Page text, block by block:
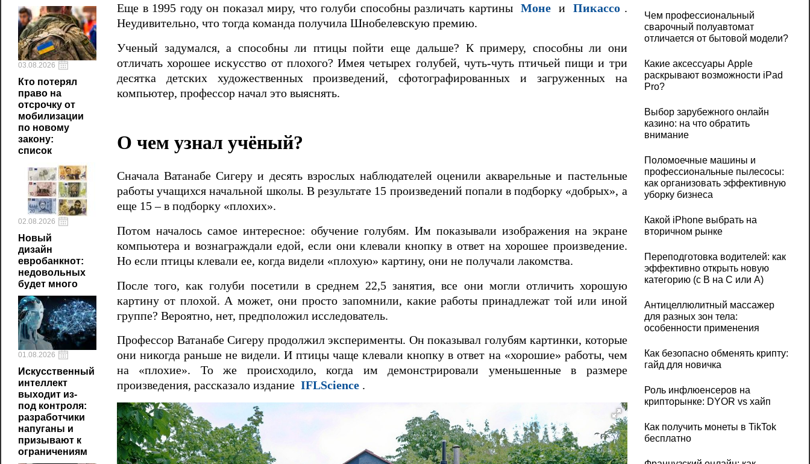
03.08.2026
Кто потерял
право на
отсрочку от
мобилизации
по новому
закону:
список
02.08.2026
Новый
дизайн
евробанкнот:
недовольных
будет много
01.08.2026
Искусственный
интеллект
выходит из-
под контроля:
разработчики
напуганы и
призывают к
ограничениям
Еще в 1995 году он показал миру, что голуби способны различать картины МонеиПикассо .
Неудивительно, что тогда команда получила Шнобелевскую премию.
Ученый задумался, а способны ли птицы пойти еще дальше? К примеру, способны ли они
отличать хорошее искусство от плохого? Имея четырех голубей, чуть-чуть птичьей пищи и три
десятка детских художественных произведений, сфотографированных и загруженных на
компьютер, профессор начал это выяснять.
О чем узнал учёный?
Сначала Ватанабе Сигеру и десять взрослых наблюдателей оценили акварельные и пастельные
работы учащихся начальной школы. В результате 15 произведений попали в подборку «добрых», а
еще 15 – в подборку «плохих».
Потом началось самое интересное: обучение голубям. Им показывали изображения на экране
компьютера и вознаграждали едой, если они клевали кнопку в ответ на хорошее произведение.
Но если птицы клевали ее, когда видели «плохую» картину, они не получали лакомства.
После того, как голуби посетили в среднем 22,5 занятия, все они могли отличить хорошую
картину от плохой. А может, они просто запомнили, какие работы принадлежат той или иной
группе? Вероятно, нет, предположил исследователь.
Профессор Ватанабе Сигеру продолжил эксперименты. Он показывал голубям картинки, которые
они никогда раньше не видели. И птицы чаще клевали кнопку в ответ на «хорошие» работы, чем
на «плохие». То же происходило, когда им демонстрировали уменьшенные в размере
произведения, рассказало издание IFLScience .
Чем профессиональный
сварочный полуавтомат
отличается от бытовой модели?
Какие аксессуары Apple
раскрывают возможности iPad
Pro?
Выбор зарубежного онлайн
казино: на что обратить
внимание
Поломоечные машины и
профессиональные пылесосы:
как организовать эффективную
уборку бизнеса
Какой iPhone выбрать на
вторичном рынке
Переподготовка водителей: как
эффективно открыть новую
категорию (с B на C или А)
Антицеллюлитный массажер
для разных зон тела:
особенности применения
Как безопасно обменять крипту:
гайд для новичка
Роль инфлюенсеров на
крипторынке: DYOR vs хайп
Как получить монеты в TikTok
бесплатно